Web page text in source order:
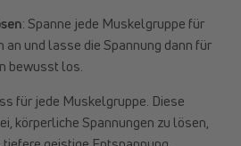
: Spanne jede Muskelgruppe für
an und lasse die Spannung dann für
bewusst los.
für jede Muskelgruppe. Diese
körperliche Spannungen zu lösen,